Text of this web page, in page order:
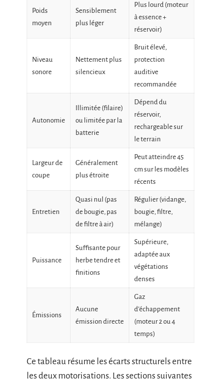
Poids
moyen
Sensiblement
plus léger
Plus lourd (moteur
à essence +
réservoir)
Niveau
sonore
Nettement plus
silencieux
Bruit élevé,
protection
auditive
recommandée
Autonomie
Illimitée (filaire)
ou limitée par la
batterie
Dépend du
réservoir,
rechargeable sur
le terrain
Largeur de
coupe
Généralement
plus étroite
Peut atteindre 45
cm sur les modèles
récents
Entretien
Quasi nul (pas
de bougie, pas
de filtre à air)
Régulier (vidange,
bougie, filtre,
mélange)
Puissance
Suffisante pour
herbe tendre et
finitions
Supérieure,
adaptée aux
végétations
denses
Émissions
Aucune
émission directe
Gaz
d’échappement
(moteur 2 ou 4
temps)
Ce tableau résume les écarts structurels entre
les deux motorisations. Les sections suivantes